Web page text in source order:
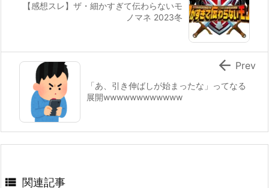
【感想スレ】ザ・細かすぎて伝わらないモ
ノマネ 2023冬
「あ、引き伸ばしが始まったな」ってなる
展開wwwwwwwwwwww
 Prev
 関連記事